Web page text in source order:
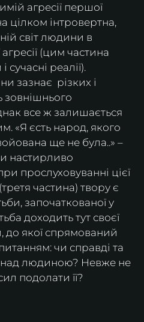
агресії першої
цілком інтровертна,
світ людини в
(цим частина
реалії).
зазнає  різких і
зовнішнього
все ж залишається
«Я єсть народ, якого
ще не була..» –
настирливо
прослуховуванні цієї
частина) твору є
започаткованої у
доходить тут своєї
до якої спрямований
чи справді та
над людиною? Невже не
подолати її?